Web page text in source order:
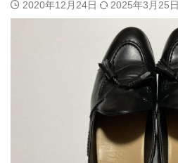
2020年12月24日 2025年3月25日